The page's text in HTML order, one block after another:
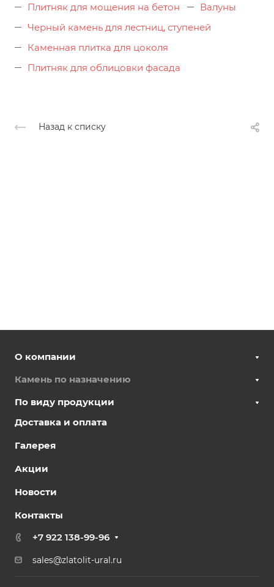
Плитняк для мощения на бетон
Валуны
Черный камень для лестниц, ступеней
Каменная плитка для цоколя
Плитняк для облицовки фасада
Назад к списку
О компании
Камень по назначению
По виду продукции
Доставка и оплата
Галерея
Акции
Новости
Контакты
+7 922 138-99-96
sales@zlatolit-ural.ru